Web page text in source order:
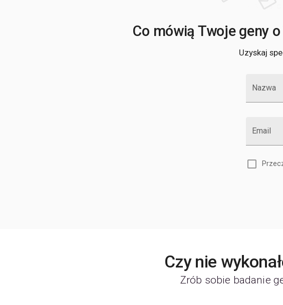
Co mówią Twoje geny
Uzyskaj
Nazwa
Email
Czy nie
Zrób sobie badanie